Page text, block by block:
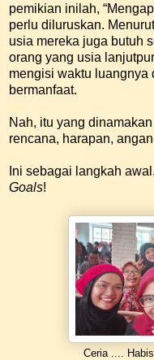
pemikian inilah,
perlu diluruskan.
usia mereka juga butuh
orang yang usia
mengisi waktu luangnya
bermanfaat.
Nah, itu yang dinamakan
rencana, harapan,
Ini sebagai langkah
Goals!
Ceria ....